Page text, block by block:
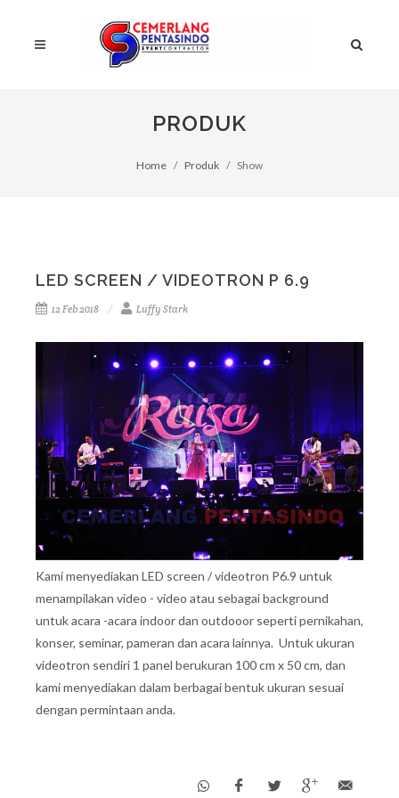
PRODUK
Home Produk Show
LED SCREEN / VIDEOTRON P 6.9
12 Feb 2018 Luffy Stark
Kami menyediakan LED screen / videotron P6.9 untuk
menampilakan video - video atau sebagai background
untuk acara -acara indoor dan outdooor seperti pernikahan,
konser, seminar, pameran dan acara lainnya. Untuk ukuran
videotron sendiri 1 panel berukuran 100 cm x 50 cm, dan
kami menyediakan dalam berbagai bentuk ukuran sesuai
dengan permintaan anda.